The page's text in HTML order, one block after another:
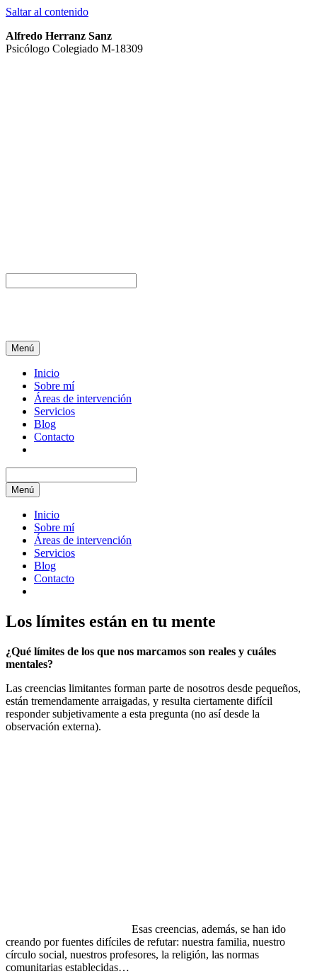
Saltar al contenido
Alfredo Herranz Sanz
Psicólogo Colegiado M-18309
Menú
Inicio
Sobre mí
Áreas de intervención
Servicios
Blog
Contacto
Menú
Inicio
Sobre mí
Áreas de intervención
Servicios
Blog
Contacto
Los límites están en tu mente
¿Qué límites de los que nos marcamos son reales y cuáles
mentales?
Las creencias limitantes forman parte de nosotros desde pequeños,
están tremendamente arraigadas, y resulta ciertamente difícil
responder subjetivamente a esta pregunta (no así desde la
observación externa).
Esas creencias, además, se han ido
creando por fuentes difíciles de refutar: nuestra familia, nuestro
círculo social, nuestros profesores, la religión, las normas
comunitarias establecidas…